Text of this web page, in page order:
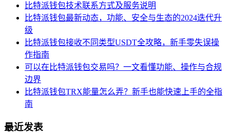
比特派钱包技术联系方式及服务说明
比特派钱包最新动态，功能、安全与生态的2024迭代升
级
比特派钱包接收不同类型USDT全攻略，新手零失误操
作指南
可以在比特派钱包交易吗？一文看懂功能、操作与合规
边界
比特派钱包TRX能量怎么弄？新手也能快速上手的全指
南
最近发表